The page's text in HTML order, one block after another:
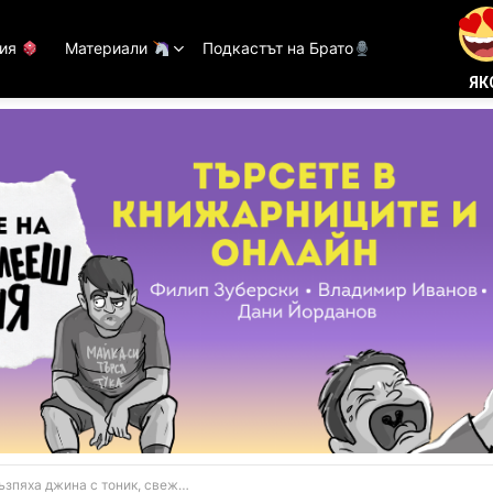
Материали Подкастът на Брато
джина с тоник, свежо е (ВИДЕО)